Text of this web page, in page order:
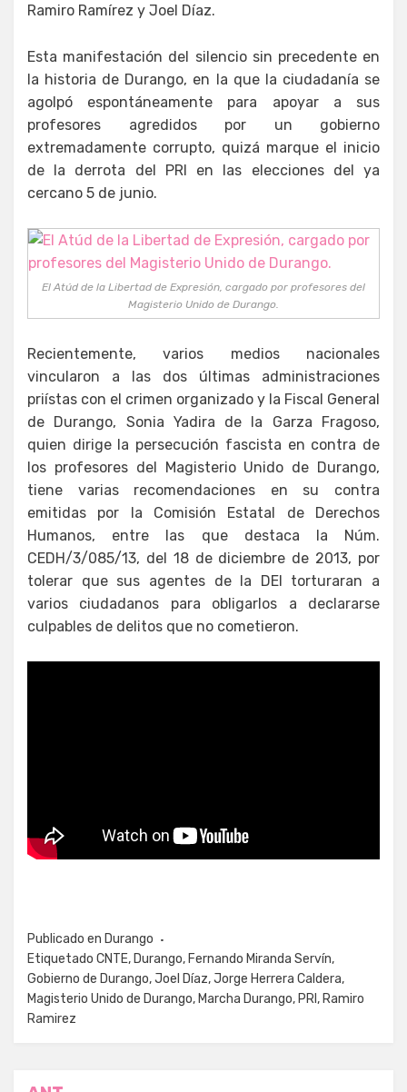
Ramiro Ramírez y Joel Díaz.
Esta manifestación del silencio sin precedente en
la historia de Durango, en la que la ciudadanía se
agolpó espontáneamente para apoyar a sus
profesores agredidos por un gobierno
extremadamente corrupto, quizá marque el inicio
de la derrota del PRI en las elecciones del ya
cercano 5 de junio.
El Atúd de la Libertad de Expresión, cargado por profesores del
Magisterio Unido de Durango.
Recientemente, varios medios nacionales
vincularon a las dos últimas administraciones
priístas con el crimen organizado y la Fiscal General
de Durango, Sonia Yadira de la Garza Fragoso,
quien dirige la persecución fascista en contra de
los profesores del Magisterio Unido de Durango,
tiene varias recomendaciones en su contra
emitidas por la Comisión Estatal de Derechos
Humanos, entre las que destaca la Núm.
CEDH/3/085/13, del 18 de diciembre de 2013, por
tolerar que sus agentes de la DEI torturaran a
varios ciudadanos para obligarlos a declararse
culpables de delitos que no cometieron.
Publicado en Durango
Etiquetado CNTE, Durango, Fernando Miranda Servín,
Gobierno de Durango,Joel Díaz,Jorge Herrera Caldera,
Magisterio Unido de Durango, Marcha Durango, PRI , Ramiro
Ramirez